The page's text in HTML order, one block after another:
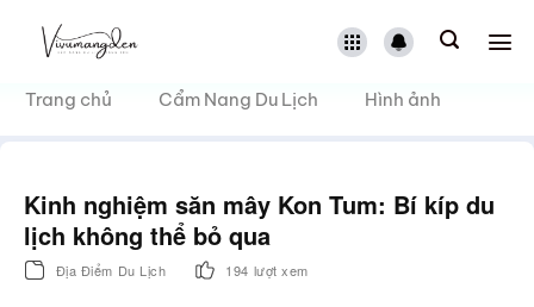
dungTrang chủ Cẩm Nang Du Lịch Hình ảnh
Kinh nghiệm săn mây Kon Tum: Bí kíp du
lịch không thể bỏ qua
Địa Điểm Du Lịch 194 lượt xem